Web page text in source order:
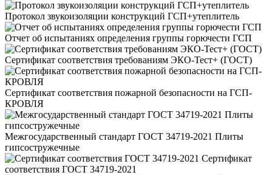
Протокол звукоизоляции конструкций ГСП+утеплитель
Отчет об испытаниях определения группы горючести ГСП
Сертификат соответствия требованиям ЭКО-Тест+ (ГОСТ)
Сертификат соответствия пожарной безопасности на ГСП-
КРОВЛЯ
Межгосударственный стандарт ГОСТ 34719-2021 Плиты
гипсостружечные
Сертификат
соответствия ГОСТ 34719-2021